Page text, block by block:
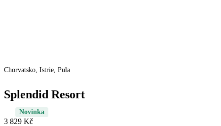
Chorvatsko, Istrie, Pula
Splendid Resort
Novinka
3 829 Kč